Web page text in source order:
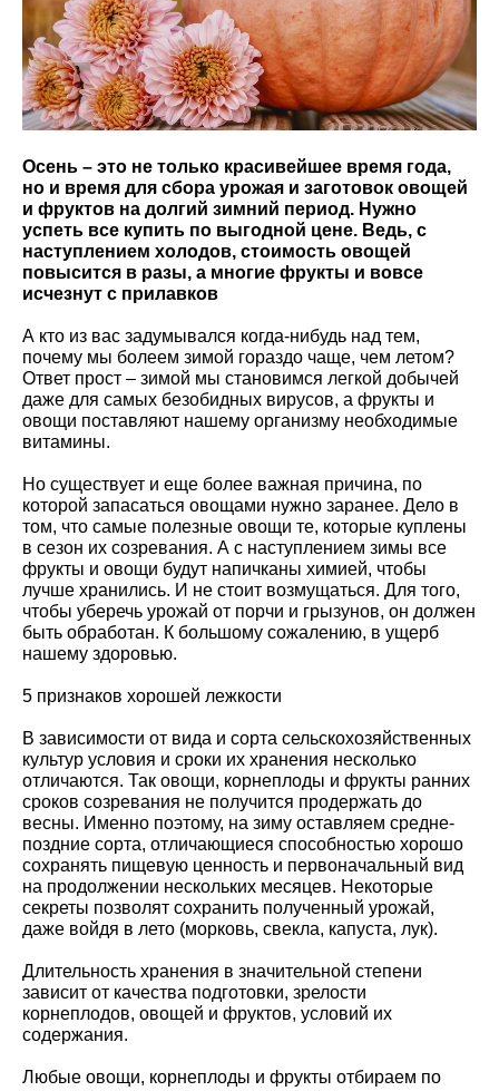
Осень – это не только красивейшее время года,
но и время для сбора урожая и заготовок овощей
и фруктов на долгий зимний период. Нужно
успеть все купить по выгодной цене. Ведь, с
наступлением холодов, стоимость овощей
повысится в разы, а многие фрукты и вовсе
исчезнут с прилавков
А кто из вас задумывался когда-нибудь над тем,
почему мы болеем зимой гораздо чаще, чем летом?
Ответ прост – зимой мы становимся легкой добычей
даже для самых безобидных вирусов, а фрукты и
овощи поставляют нашему организму необходимые
витамины.
Но существует и еще более важная причина, по
которой запасаться овощами нужно заранее. Дело в
том, что самые полезные овощи те, которые куплены
в сезон их созревания. А с наступлением зимы все
фрукты и овощи будут напичканы химией, чтобы
лучше хранились. И не стоит возмущаться. Для того,
чтобы уберечь урожай от порчи и грызунов, он должен
быть обработан. К большому сожалению, в ущерб
нашему здоровью.
5 признаков хорошей лежкости
В зависимости от вида и сорта сельскохозяйственных
культур условия и сроки их хранения несколько
отличаются. Так овощи, корнеплоды и фрукты ранних
сроков созревания не получится продержать до
весны. Именно поэтому, на зиму оставляем средне-
поздние сорта, отличающиеся способностью хорошо
сохранять пищевую ценность и первоначальный вид
на продолжении нескольких месяцев. Некоторые
секреты позволят сохранить полученный урожай,
даже войдя в лето (морковь, свекла, капуста, лук).
Длительность хранения в значительной степени
зависит от качества подготовки, зрелости
корнеплодов, овощей и фруктов, условий их
содержания.
Любые овощи, корнеплоды и фрукты отбираем по